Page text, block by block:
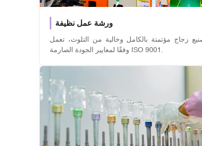
ورشة عمل نظيفة
زجاج مؤتمتة بالكامل وخالية من التلوث، تعمل
وفقًا لمعايير الجودة الصارمة ISO 9001.